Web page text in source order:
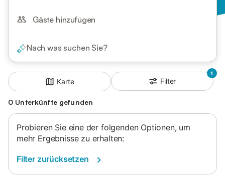
Gäste hinzufügen
Nach was suchen Sie?
Karte
1
Filter
0 Unterkünfte gefunden
Probieren Sie eine der folgenden Optionen, um
mehr Ergebnisse zu erhalten:
Filter zurücksetzen